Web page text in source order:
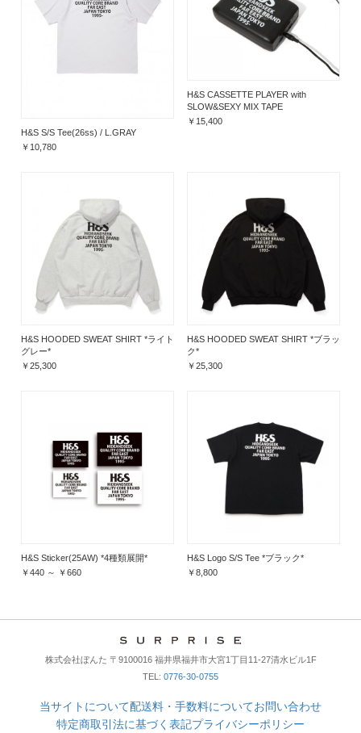
H&S S/S Tee(26ss) / L.GRAY
￥10,780
H&S CASSETTE PLAYER with
SLOW&SEXY MIX TAPE
￥15,400
H&S HOODED SWEAT SHIRT *ライト
グレー*
￥25,300
H&S HOODED SWEAT SHIRT *ブラッ
ク*
￥25,300
H&S Sticker(25AW) *4種類展開*
￥440 ～ ￥660
H&S Logo S/S Tee *ブラック*
￥8,800
株式会社ぼんた 〒9100016 福井県福井市大宮1丁目11-27清水ビル1F
TEL: 0776-30-0755
当サイトについて配送料・手数料についてお問い合わせ
特定商取引法に基づく表記プライバシーポリシー